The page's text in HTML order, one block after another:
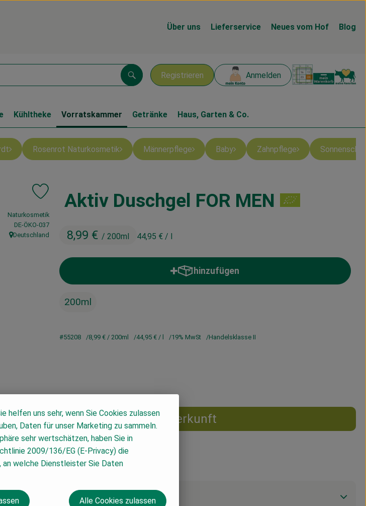
Über uns Lieferservice Neues vom Hof Blog
Registrieren Anmelden
Suchen
Kühltheke Vorratskammer Getränke Haus, Garten & Co.
Rosenrot Naturkosmetik Männerpflege Baby Zahnpflege
Aktiv Duschgel FOR MEN
8,99 € / 200ml 44,95 € / l
Produkt zu Favouriten hinzufügen
, Verband:
Naturkosmetik
, Kontrollstelle:
DE-ÖKO-037
, Herkunft:
Deutschland
hinzufügen
Produkt zum Warenkorb hinzufügen
200ml
#55208 8,99 € / 200ml 44,95 € / l 19% MwSt Handelsklasse II
Herkunft
helfen uns sehr, wenn Sie Cookies zulassen
Daten für unser Marketing zu sammeln.
sehr wertschätzen, haben Sie in
2009/136/EG (E-Privacy) die
welche Dienstleister Sie Daten
Alle Cookies zulassen